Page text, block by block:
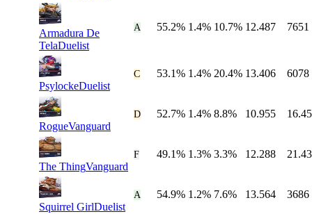
Armadura De
TelaDuelist
A 55.2% 1.4% 10.7% 12.487 7651
PsylockeDuelist
C 53.1% 1.4% 20.4% 13.406 6078
RogueVanguard
D 52.7% 1.4% 8.8% 10.955
The ThingVanguard
F 49.1% 1.3% 3.3% 12.288
Squirrel GirlDuelist
A 54.9% 1.2% 7.6% 13.564 3686